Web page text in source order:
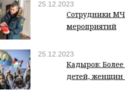
25.12.2023
Сотрудники
мероприятий
25.12.2023
Кадыров:
детей, женщин